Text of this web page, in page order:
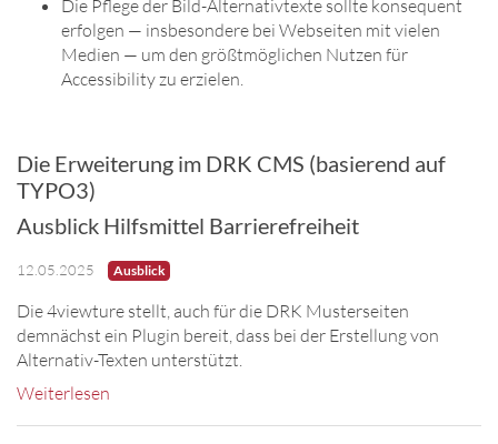
Die Pflege der Bild-Alternativtexte sollte konsequent
erfolgen — insbesondere bei Webseiten mit vielen
Medien — um den größtmöglichen Nutzen für
Accessibility zu erzielen.
Die Erweiterung im DRK CMS (basierend auf
TYPO3)
Ausblick Hilfsmittel Barrierefreiheit
12.05.2025 Ausblick
Die 4viewture stellt, auch für die DRK Musterseiten
demnächst ein Plugin bereit, dass bei der Erstellung von
Alternativ-Texten unterstützt.
Weiterlesen